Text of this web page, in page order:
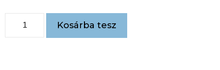
Kosárba tesz